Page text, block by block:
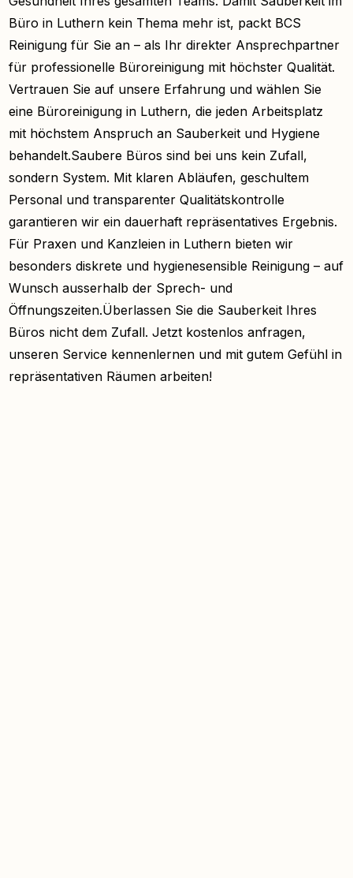
Büro in Luthern kein Thema mehr ist, packt BCS
Reinigung für Sie an – als Ihr direkter Ansprechpartner
für professionelle Büroreinigung mit höchster Qualität.
Vertrauen Sie auf unsere Erfahrung und wählen Sie
eine Büroreinigung in Luthern, die jeden Arbeitsplatz
mit höchstem Anspruch an Sauberkeit und Hygiene
behandelt.Saubere Büros sind bei uns kein Zufall,
sondern System. Mit klaren Abläufen, geschultem
Personal und transparenter Qualitätskontrolle
garantieren wir ein dauerhaft repräsentatives Ergebnis.
Für Praxen und Kanzleien in Luthern bieten wir
besonders diskrete und hygienesensible Reinigung – auf
Wunsch ausserhalb der Sprech- und
Öffnungszeiten.Überlassen Sie die Sauberkeit Ihres
Büros nicht dem Zufall. Jetzt kostenlos anfragen,
unseren Service kennenlernen und mit gutem Gefühl in
repräsentativen Räumen arbeiten!